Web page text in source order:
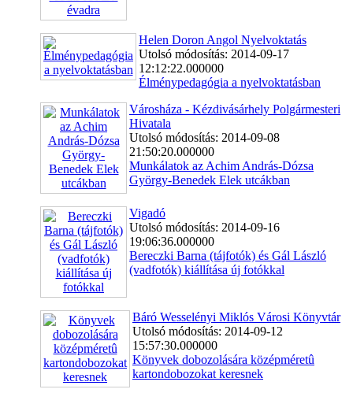
Helen Doron Angol Nyelvoktatás
Utolsó módosítás: 2014-09-17
12:12:22.000000
Élménypedagógia a nyelvoktatásban
Városháza - Kézdivásárhely Polgármesteri
Hivatala
Utolsó módosítás: 2014-09-08
21:50:20.000000
Munkálatok az Achim András-Dózsa
György-Benedek Elek utcákban
Vigadó
Utolsó módosítás: 2014-09-16
19:06:36.000000
Bereczki Barna (tájfotók) és Gál László
(vadfotók) kiállítása új fotókkal
Báró Wesselényi Miklós Városi Könyvtár
Utolsó módosítás: 2014-09-12
15:57:30.000000
Könyvek dobozolására középméretû
kartondobozokat keresnek